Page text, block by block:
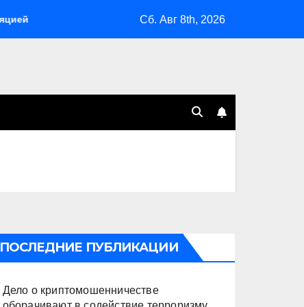
Склады Wildberries горят на Урале, сенат принимает по Грэму
Сб. Авг 8th, 2026
ПОСЛЕДНИЕ ПУБЛИКАЦИИ
Дело о криптомошенничестве